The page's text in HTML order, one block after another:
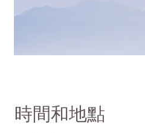
時間和地點